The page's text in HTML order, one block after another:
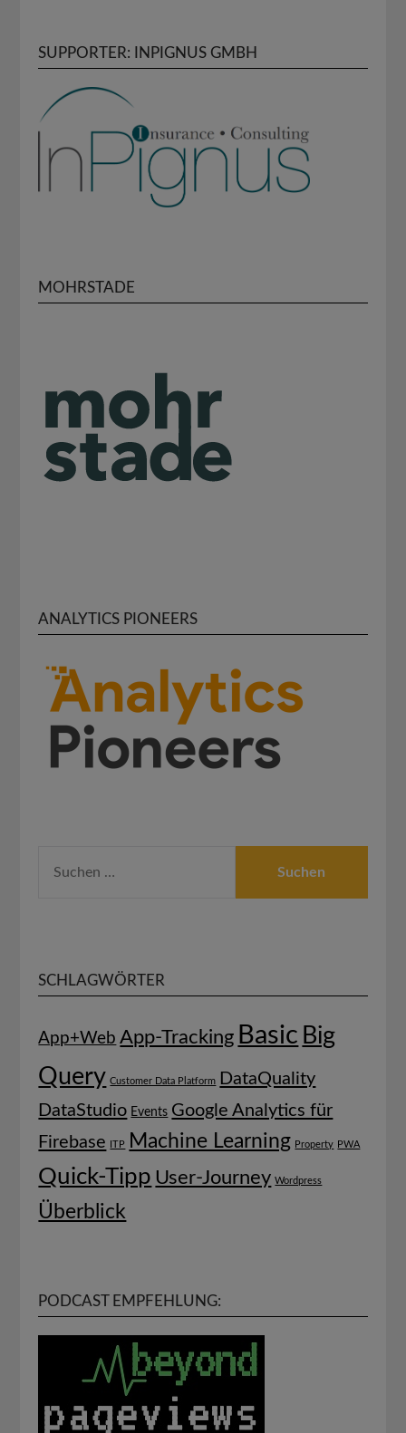
SUPPORTER: INPIGNUS GMBH
MOHRSTADE
ANALYTICS PIONEERS
NACH:
SCHLAGWÖRTER
App+Web App-Tracking Basic Big
Query Customer Data Platform
DataQuality
DataStudio Events Google Analytics für
Firebase
ITP Machine Learning Property PWA
Quick-Tipp User-Journey Wordpress
Überblick
PODCAST EMPFEHLUNG: